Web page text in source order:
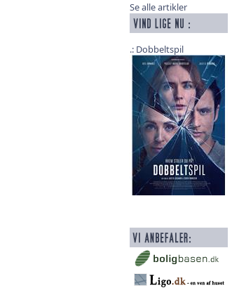
Se alle artikler
Dobbeltspil